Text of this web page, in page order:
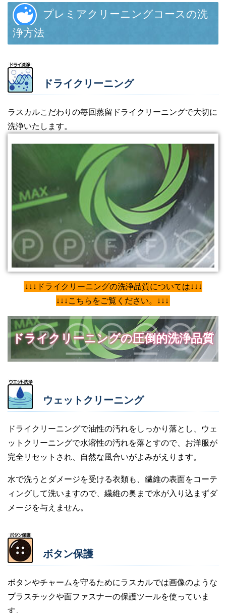
プレミアクリーニングコースの洗
浄方法
ドライクリーニング
ラスカルこだわりの毎回蒸留ドライクリーニングで大切に
洗浄いたします。
↓↓↓ドライクリーニングの洗浄品質については↓↓↓
↓↓↓こちらをご覧ください。↓↓↓
ドライクリーニングの圧倒的洗浄品質
ウェットクリーニング
ドライクリーニングで油性の汚れをしっかり落とし、ウェ
ットクリーニングで水溶性の汚れを落とすので、お洋服が
完全リセットされ、自然な風合いがよみがえります。
水で洗うとダメージを受ける衣類も、繊維の表面をコーテ
ィングして洗いますので、繊維の奥まで水が入り込まずダ
メージを与えません。
ボタン保護
ボタンやチャームを守るためにラスカルでは画像のような
プラスチックや面ファスナーの保護ツールを使っていま
す。